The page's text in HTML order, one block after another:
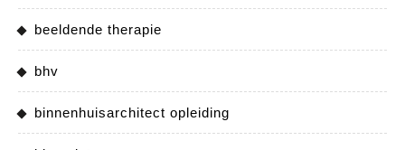
beeldende therapie
bhv
binnenhuisarchitect opleiding